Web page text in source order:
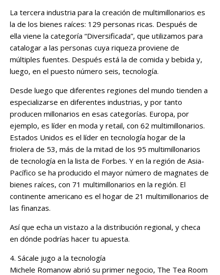
La tercera industria para la creación de multimillonarios es
la de los bienes raíces: 129 personas ricas. Después de
ella viene la categoría “Diversificada”, que utilizamos para
catalogar a las personas cuya riqueza proviene de
múltiples fuentes. Después está la de comida y bebida y,
luego, en el puesto número seis, tecnología.
Desde luego que diferentes regiones del mundo tienden a
especializarse en diferentes industrias, y por tanto
producen millonarios en esas categorías. Europa, por
ejemplo, es líder en moda y retail, con 62 multimillonarios.
Estados Unidos es el líder en tecnología hogar de la
friolera de 53, más de la mitad de los 95 multimillonarios
de tecnología en la lista de Forbes. Y en la región de Asia-
Pacífico se ha producido el mayor número de magnates de
bienes raíces, con 71 multimillonarios en la región. El
continente americano es el hogar de 21 multimillonarios de
las finanzas.
Así que echa un vistazo a la distribución regional, y checa
en dónde podrías hacer tu apuesta.
4. Sácale jugo a la tecnología
Michele Romanow abrió su primer negocio, The Tea Room